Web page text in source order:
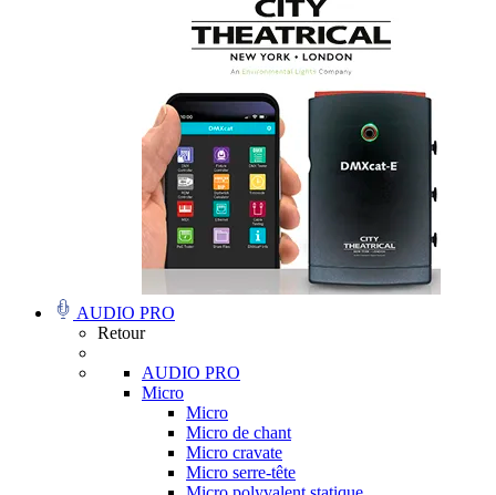
AUDIO PRO
Retour
AUDIO PRO
Micro
Micro
Micro de chant
Micro cravate
Micro serre-tête